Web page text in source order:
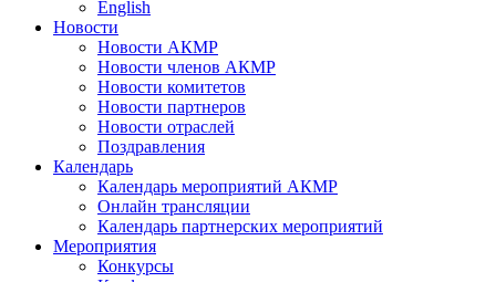
English
Новости
Новости АКМР
Новости членов АКМР
Новости комитетов
Новости партнеров
Новости отраслей
Поздравления
Календарь
Календарь мероприятий АКМР
Онлайн трансляции
Календарь партнерских мероприятий
Мероприятия
Конкурсы